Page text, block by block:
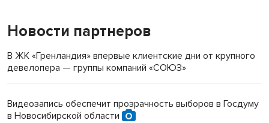
«Мы живём на пастбище!»: в новосибирском селе лошади
терроризируют жителей
Инвалид получил условный срок за избиение врачей
Новости партнеров
В ЖК «Гренландия» впервые клиентские дни от крупного
девелопера — группы компаний «СОЮЗ»
Видеозапись обеспечит прозрачность выборов в Госдуму
в Новосибирской области